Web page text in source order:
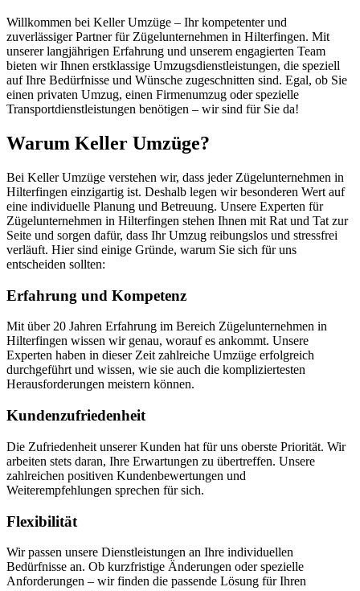
Willkommen bei Keller Umzüge – Ihr kompetenter und
zuverlässiger Partner für Zügelunternehmen in Hilterfingen. Mit
unserer langjährigen Erfahrung und unserem engagierten Team
bieten wir Ihnen erstklassige Umzugsdienstleistungen, die speziell
auf Ihre Bedürfnisse und Wünsche zugeschnitten sind. Egal, ob Sie
einen privaten Umzug, einen Firmenumzug oder spezielle
Transportdienstleistungen benötigen – wir sind für Sie da!
Warum Keller Umzüge?
Bei Keller Umzüge verstehen wir, dass jeder Zügelunternehmen in
Hilterfingen einzigartig ist. Deshalb legen wir besonderen Wert auf
eine individuelle Planung und Betreuung. Unsere Experten für
Zügelunternehmen in Hilterfingen stehen Ihnen mit Rat und Tat zur
Seite und sorgen dafür, dass Ihr Umzug reibungslos und stressfrei
verläuft. Hier sind einige Gründe, warum Sie sich für uns
entscheiden sollten:
Erfahrung und Kompetenz
Mit über 20 Jahren Erfahrung im Bereich Zügelunternehmen in
Hilterfingen wissen wir genau, worauf es ankommt. Unsere
Experten haben in dieser Zeit zahlreiche Umzüge erfolgreich
durchgeführt und wissen, wie sie auch die kompliziertesten
Herausforderungen meistern können.
Kundenzufriedenheit
Die Zufriedenheit unserer Kunden hat für uns oberste Priorität. Wir
arbeiten stets daran, Ihre Erwartungen zu übertreffen. Unsere
zahlreichen positiven Kundenbewertungen und
Weiterempfehlungen sprechen für sich.
Flexibilität
Wir passen unsere Dienstleistungen an Ihre individuellen
Bedürfnisse an. Ob kurzfristige Änderungen oder spezielle
Anforderungen – wir finden die passende Lösung für Ihren